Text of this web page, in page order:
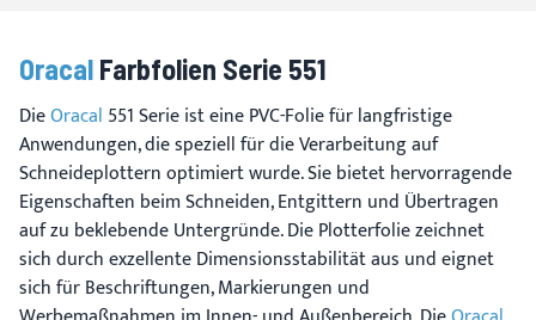
Oracal Farbfolien Serie 551
DieOracal 551 Serie ist eine PVC-Folie für langfristige
Anwendungen, die speziell für die Verarbeitung auf
Schneideplottern optimiert wurde. Sie bietet hervorragende
Eigenschaften beim Schneiden, Entgittern und Übertragen
auf zu beklebende Untergründe. Die Plotterfolie zeichnet
sich durch exzellente Dimensionsstabilität aus und eignet
sich für Beschriftungen, Markierungen und